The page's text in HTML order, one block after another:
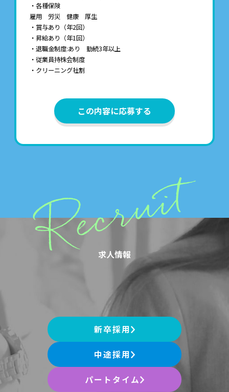
・各種保険
雇用 労災 健康 厚生
・賞与あり（年2回）
・昇給あり（年1回）
・退職金制度:あり 勤続3年以上
・従業員持株会制度
・クリーニング社割
この内容に応募する
求人情報
新卒採用
中途採用
パートタイム